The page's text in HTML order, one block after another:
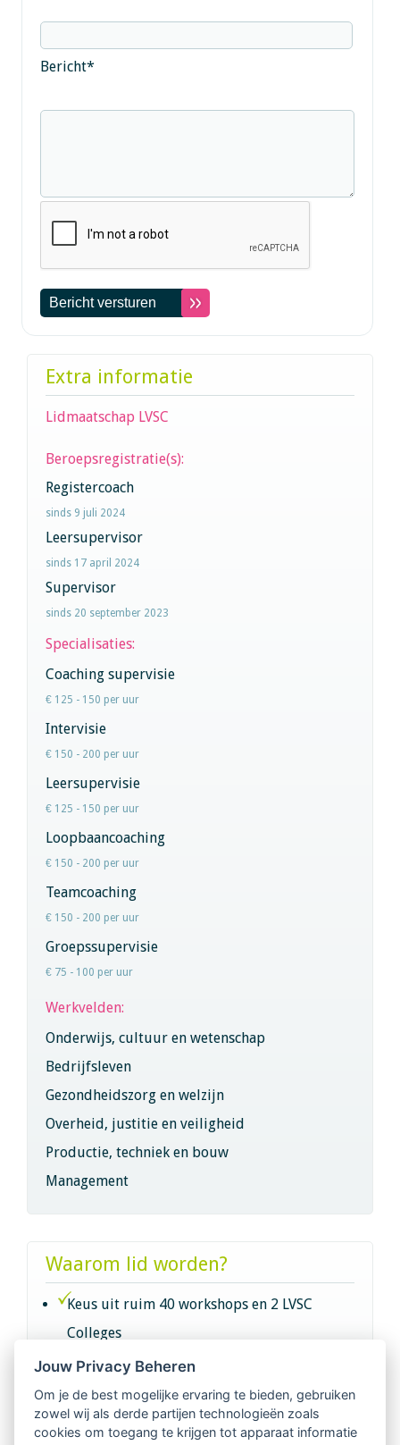
Bericht*
Extra informatie
Lidmaatschap LVSC
Beroepsregistratie(s):
Registercoach
sinds 9 juli 2024
Leersupervisor
sinds 17 april 2024
Supervisor
sinds 20 september 2023
Specialisaties:
Coaching supervisie
€ 125 - 150 per uur
Intervisie
€ 150 - 200 per uur
Leersupervisie
€ 125 - 150 per uur
Loopbaancoaching
€ 150 - 200 per uur
Teamcoaching
€ 150 - 200 per uur
Groepssupervisie
€ 75 - 100 per uur
Werkvelden:
Onderwijs, cultuur en wetenschap
Bedrijfsleven
Gezondheidszorg en welzijn
Overheid, justitie en veiligheid
Productie, techniek en bouw
Management
Waarom lid worden?
Keus uit ruim 40 workshops en 2 LVSC
Colleges
Intervisie met geregistreerde vakgenoten
Netwerk van 2100 professionals in 14
Jouw Privacy Beheren
Om je de best mogelijke ervaring te bieden, gebruiken
zowel wij als derde partijen technologieën zoals
cookies om toegang te krijgen tot apparaat informatie